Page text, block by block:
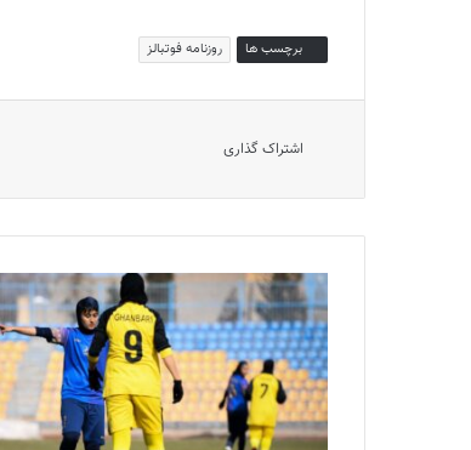
برچسب ها روزنامه فوتبالز
اشتراک گذاری